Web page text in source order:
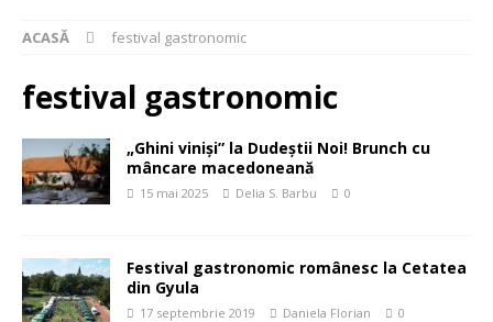
ACASĂ festival gastronomic
festival gastronomic
„Ghini viniși” la Dudeștii Noi! Brunch cu
mâncare macedoneană
15 mai 2025 Delia S. Barbu 0
Festival gastronomic românesc la Cetatea
din Gyula
17 septembrie 2019 Daniela Florian 0